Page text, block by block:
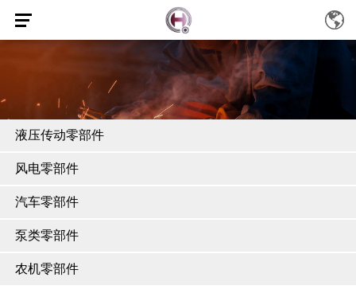
液压传动零部件
风电零部件
汽车零部件
泵类零部件
农机零部件